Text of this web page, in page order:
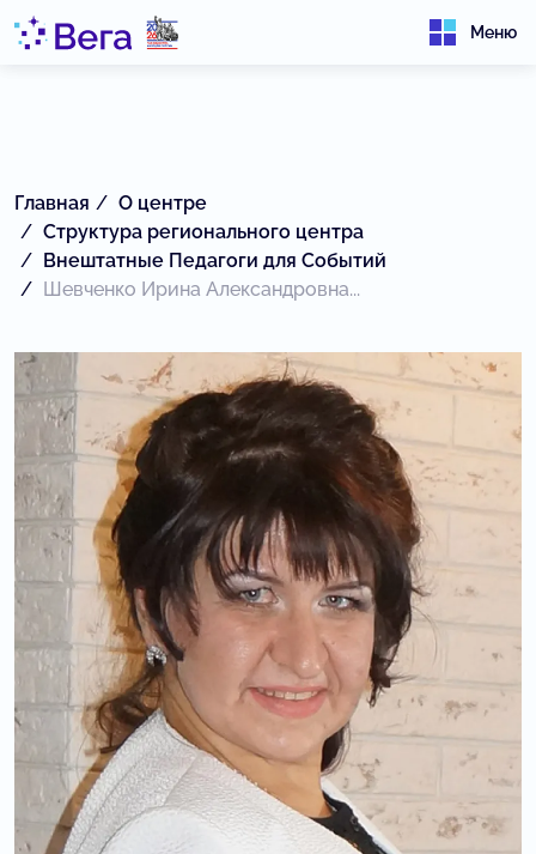
Меню
Главная
О центре
Структура регионального центра
Внештатные Педагоги для Событий
Шевченко Ирина Александровна...